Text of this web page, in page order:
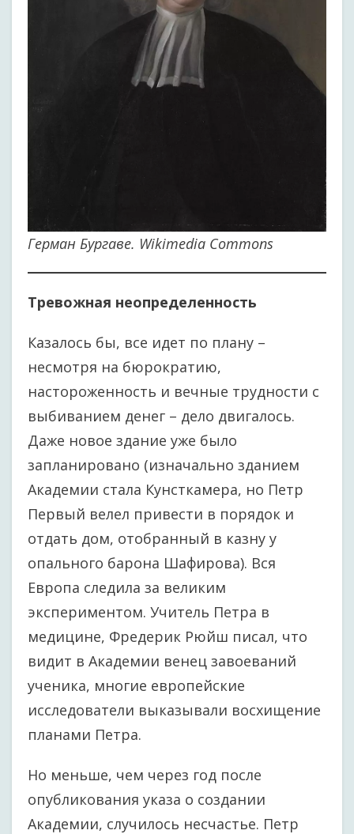
Герман Бургаве. Wikimedia Commons
Тревожная неопределенность
Казалось бы, все идет по плану –
несмотря на бюрократию,
настороженность и вечные трудности с
выбиванием денег – дело двигалось.
Даже новое здание уже было
запланировано (изначально зданием
Академии стала Кунсткамера, но Петр
Первый велел привести в порядок и
отдать дом, отобранный в казну у
опального барона Шафирова). Вся
Европа следила за великим
экспериментом. Учитель Петра в
медицине, Фредерик Рюйш писал, что
видит в Академии венец завоеваний
ученика, многие европейские
исследователи выказывали восхищение
планами Петра.
Но меньше, чем через год после
опубликования указа о создании
Академии, случилось несчастье. Петр